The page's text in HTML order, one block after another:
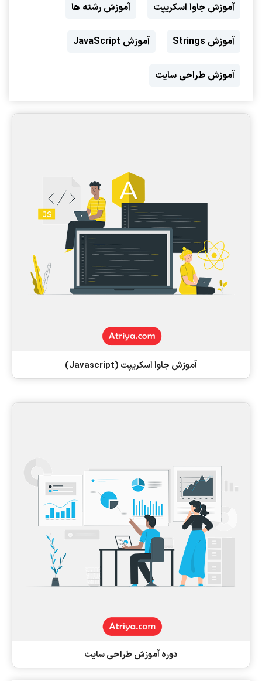
آموزش جاوا اسکریپت آموزش رشته ها
آموزش Strings آموزش JavaScript
آموزش طراحی سایت
آموزش جاوا اسکریپت (Javascript)
دوره آموزش طراحی سایت